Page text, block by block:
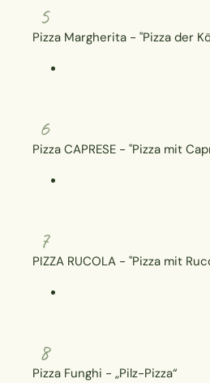
5
Pizza Margherita - "Pizza der
6
Pizza CAPRESE - "Pizza mit
7
PIZZA RUCOLA - "Pizza mit
8
Pizza Funghi - „Pilz-Pizza“